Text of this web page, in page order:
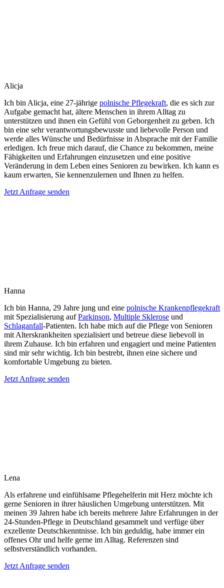
Alicja
Ich bin Alicja, eine 27-jährige polnische Pflegekraft, die es sich zur
Aufgabe gemacht hat, ältere Menschen in ihrem Alltag zu
unterstützen und ihnen ein Gefühl von Geborgenheit zu geben. Ich
bin eine sehr verantwortungsbewusste und liebevolle Person und
werde alles Wünsche und Bedürfnisse in Absprache mit der Familie
erledigen. Ich freue mich darauf, die Chance zu bekommen, meine
Fähigkeiten und Erfahrungen einzusetzen und eine positive
Veränderung in dem Leben eines Senioren zu bewirken. Ich kann es
kaum erwarten, Sie kennenzulernen und Ihnen zu helfen.
Jetzt Anfrage senden
Hanna
Ich bin Hanna, 29 Jahre jung und eine polnische Krankenpflegekraft
mit Spezialisierung aufParkinson, Multiple Sklerose und
Schlaganfall-Patienten. Ich habe mich auf die Pflege von Senioren
mit Alterskrankheiten spezialisiert und betreue diese liebevoll in
ihrem Zuhause. Ich bin erfahren und engagiert und meine Patienten
sind mir sehr wichtig. Ich bin bestrebt, ihnen eine sichere und
komfortable Umgebung zu bieten.
Jetzt Anfrage senden
Lena
Als erfahrene und einfühlsame Pflegehelferin mit Herz möchte ich
gerne Senioren in ihrer häuslichen Umgebung unterstützen. Mit
meinen 39 Jahren habe ich bereits mehrere Jahre Erfahrungen in der
24-Stunden-Pflege in Deutschland gesammelt und verfüge über
exzellente Deutschkenntnisse. Ich bin geduldig, habe immer ein
offenes Ohr und helfe gerne im Alltag. Referenzen sind
selbstverständlich vorhanden.
Jetzt Anfrage senden